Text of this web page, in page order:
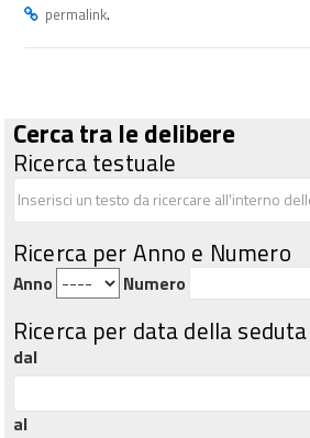
permalink.
Cerca tra le delibere
Ricerca testuale
Ricerca per Anno e Numero
Anno Numero
Ricerca per data della seduta
dal
al